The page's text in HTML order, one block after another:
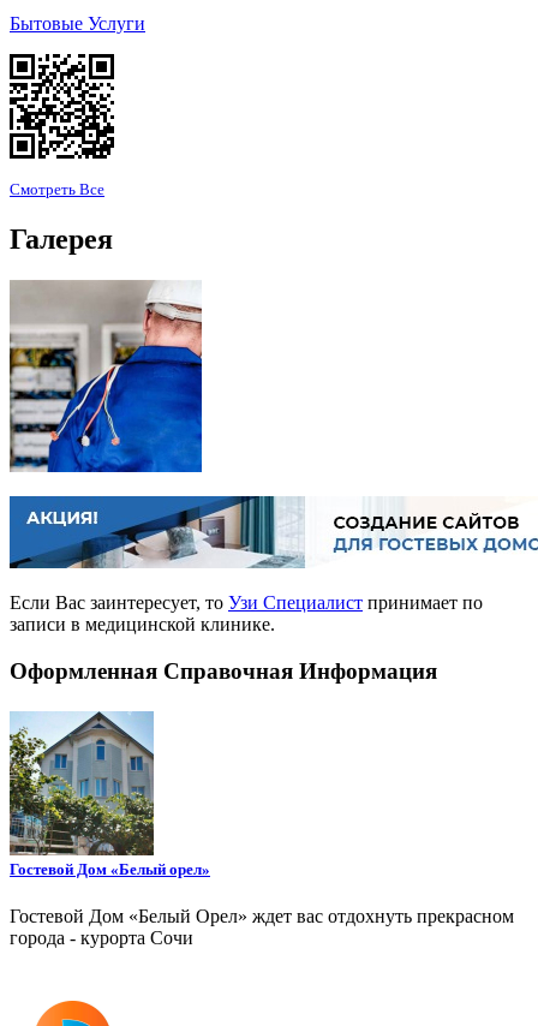
Бытовые Услуги
Смотреть Все
Галерея
Если Вас заинтересует, то Узи Специалист принимает по
записи в медицинской клинике.
Оформленная Справочная Информация
Гостевой Дом «Белый орел»
Гостевой Дом «Белый Орел» ждет вас отдохнуть прекрасном
города - курорта Сочи